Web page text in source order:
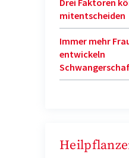
mitentscheiden
Immer mehr
entwickeln